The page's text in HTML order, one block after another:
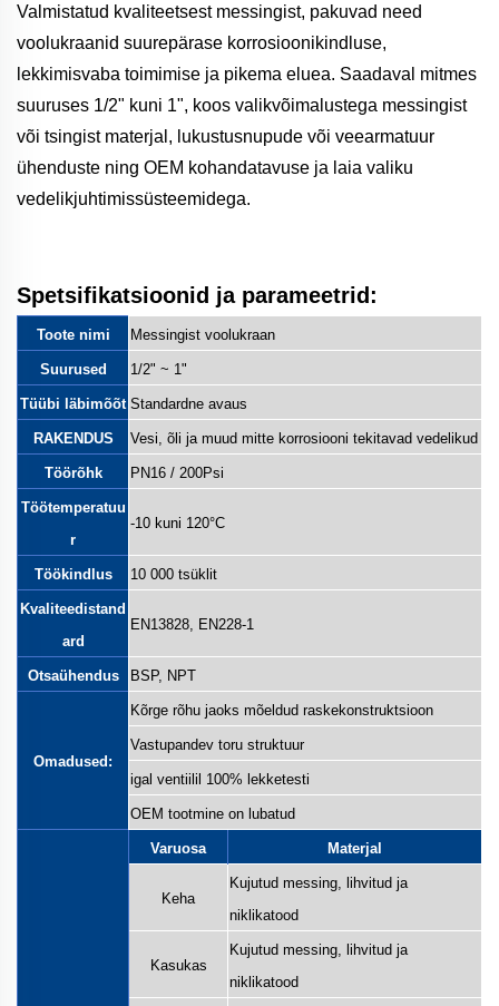
Valmistatud kvaliteetsest messingist, pakuvad need
voolukraanid suurepärase korrosioonikindluse,
lekkimisvaba toimimise ja pikema eluea. Saadaval mitmes
suuruses 1/2" kuni 1", koos valikvõimalustega messingist
või tsingist materjal, lukustusnupude või veearmatuur
ühenduste ning OEM kohandatavuse ja laia valiku
vedelikjuhtimissüsteemidega.
Spetsifikatsioonid ja parameetrid:
Toote nimi Messingist voolukraan
Suurused 1/2" ~ 1"
Tüübi läbimõõt Standardne avaus
RAKENDUS Vesi, õli ja muud mitte korrosiooni tekitavad vedelikud
Töörõhk PN16 / 200Psi
Töötemperatuu
r
-10 kuni 120°C
Töökindlus 10 000 tsüklit
Kvaliteedistand
ard
EN13828, EN228-1
Otsaühendus BSP, NPT
Omadused:
Kõrge rõhu jaoks mõeldud raskekonstruktsioon
Vastupandev toru struktuur
igal ventiilil 100% lekketesti
OEM tootmine on lubatud
Varuosa Materjal
Keha
Kujutud messing, lihvitud ja
niklikatood
Kasukas
Kujutud messing, lihvitud ja
niklikatood